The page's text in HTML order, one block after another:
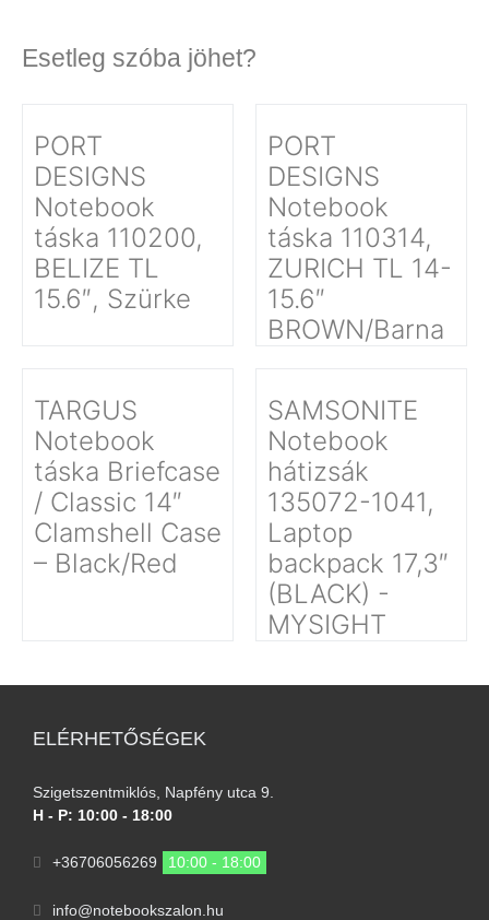
Esetleg szóba jöhet?
PORT
DESIGNS
Notebook
táska 110200,
BELIZE TL
15.6″, Szürke
PORT
DESIGNS
Notebook
táska 110314,
ZURICH TL 14-
15.6″
BROWN/Barna
TARGUS
Notebook
táska Briefcase
/ Classic 14″
Clamshell Case
– Black/Red
SAMSONITE
Notebook
hátizsák
135072-1041,
Laptop
backpack 17,3″
(BLACK) -
MYSIGHT
ELÉRHETŐSÉGEK
Szigetszentmiklós, Napfény utca 9.
H - P: 10:00 - 18:00
+36706056269 10:00 - 18:00
info@notebookszalon.hu